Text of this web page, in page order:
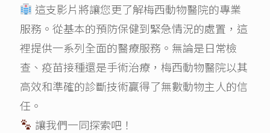
這支影片將讓您更了解梅西動物醫院的專業
服務。從基本的預防保健到緊急情況的處置，這
裡提供一系列全面的醫療服務。無論是日常檢
查、疫苗接種還是手術治療，梅西動物醫院以其
高效和準確的診斷技術贏得了無數動物主人的信
任。
讓我們一同探索吧！